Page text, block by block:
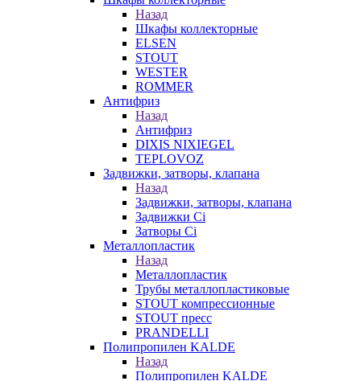
Назад
Шкафы коллекторные
ELSEN
STOUT
WESTER
ROMMER
Антифриз
Назад
Антифриз
DIXIS NIXIEGEL
TEPLOVOZ
Задвижки, затворы, клапана
Назад
Задвижки, затворы, клапана
Задвижки Ci
Затворы Ci
Металлопластик
Назад
Металлопластик
Трубы металлопластиковые
STOUT компрессионные
STOUT пресс
PRANDELLI
Полипропилен KALDE
Назад
Полипропилен KALDE